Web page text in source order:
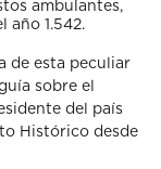
ambulantes,
año 1.542.
de esta peculiar
sobre el
del país
Histórico desde